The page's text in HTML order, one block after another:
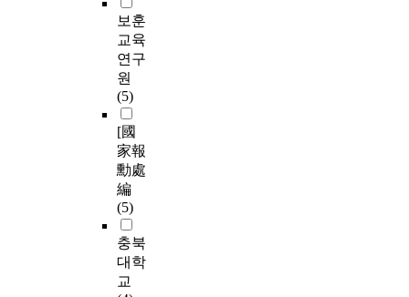
보훈
교육
연구
원
(5)
[國
家報
勳處
編
(5)
충북
대학
교